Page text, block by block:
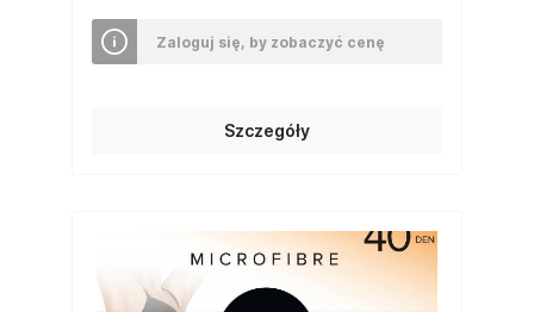
Zaloguj się, by zobaczyć cenę
Szczegóły